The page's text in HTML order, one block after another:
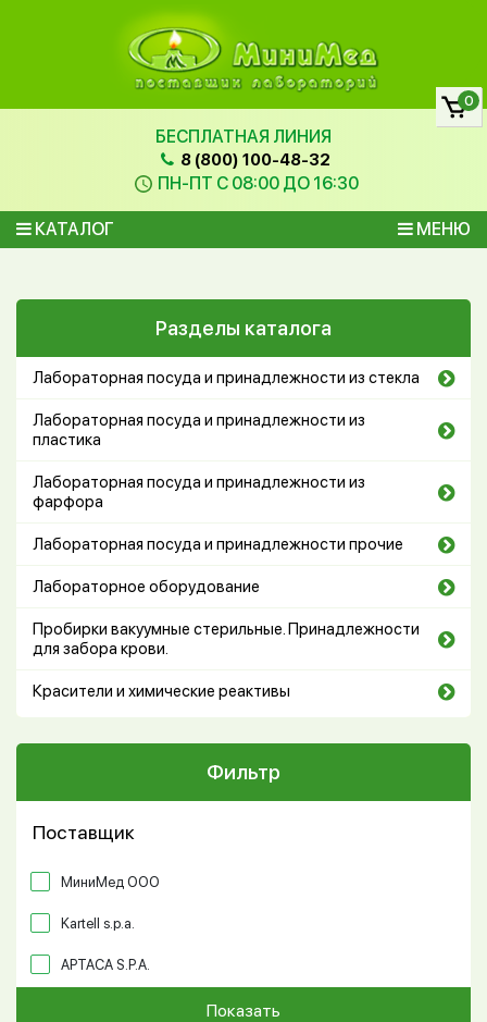
БЕСПЛАТНАЯ ЛИНИЯ
8 (800) 100-48-32
ПН-ПТ С 08:00 ДО 16:30
КАТАЛОГ МЕНЮ
0
Разделы каталога
Лабораторная посуда и принадлежности из стекла
Лабораторная посуда и принадлежности из
пластика
Лабораторная посуда и принадлежности из
фарфора
Лабораторная посуда и принадлежности прочие
Лабораторное оборудование
Пробирки вакуумные стерильные. Принадлежности
для забора крови.
Красители и химические реактивы
Фильтр
Поставщик
МиниМед ООО
Kartell s.p.a.
APTACA S.P.A.
Показать